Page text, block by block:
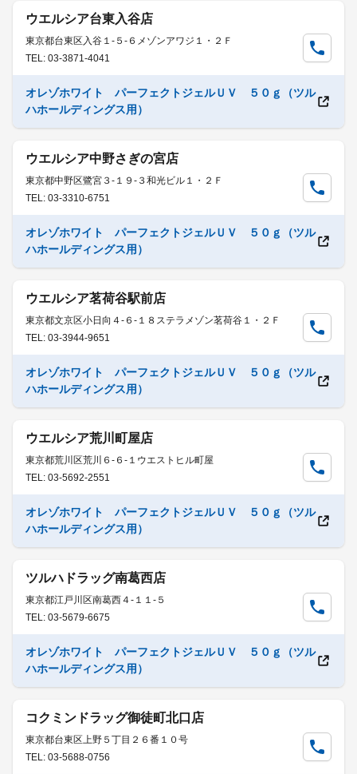
ウエルシア台東入谷店
東京都台東区入谷１-５-６メゾンアワジ１・２Ｆ
TEL: 03-3871-4041
オレゾホワイト パーフェクトジェルＵＶ ５０ｇ（ツル
ハホールディングス用）
ウエルシア中野さぎの宮店
東京都中野区鷺宮３-１９-３和光ビル１・２Ｆ
TEL: 03-3310-6751
オレゾホワイト パーフェクトジェルＵＶ ５０ｇ（ツル
ハホールディングス用）
ウエルシア茗荷谷駅前店
東京都文京区小日向４-６-１８ステラメゾン茗荷谷１・２Ｆ
TEL: 03-3944-9651
オレゾホワイト パーフェクトジェルＵＶ ５０ｇ（ツル
ハホールディングス用）
ウエルシア荒川町屋店
東京都荒川区荒川６-６-１ウエストヒル町屋
TEL: 03-5692-2551
オレゾホワイト パーフェクトジェルＵＶ ５０ｇ（ツル
ハホールディングス用）
ツルハドラッグ南葛西店
東京都江戸川区南葛西４-１１-５
TEL: 03-5679-6675
オレゾホワイト パーフェクトジェルＵＶ ５０ｇ（ツル
ハホールディングス用）
コクミンドラッグ御徒町北口店
東京都台東区上野５丁目２６番１０号
TEL: 03-5688-0756